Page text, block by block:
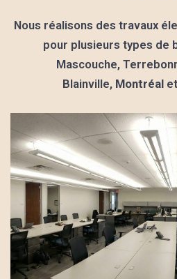
Nous réalisons des travaux
pour plusieurs types de
Mascouche,
Blainville, Montréal